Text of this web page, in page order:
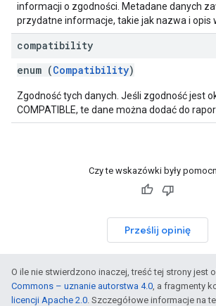
informacji o zgodności. Metadane danych
przydatne informacje, takie jak nazwa i opis
compatibility
enum (Compatibility)
Zgodność tych danych. Jeśli zgodność jest
COMPATIBLE, te dane można dodać do
Czy te wskazówki były
Prześlij opinię
O ile nie stwierdzono inaczej, treść tej strony jest
Commons – uznanie autorstwa 4.0, a fragmenty
licencji Apache 2.0. Szczegółowe informacje na